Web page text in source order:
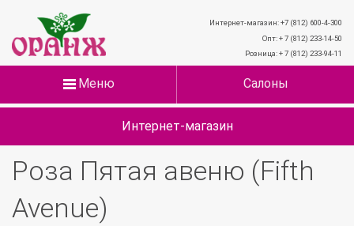
Интернет-магазин: +7 (812) 600-4-300
Опт: + 7 (812) 233-14-50
Розница: + 7 (812) 233-94-11
Меню Салоны
Интернет-магазин
Роза Пятая авеню (Fifth
Avenue)